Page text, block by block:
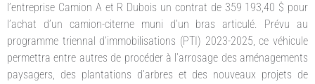
l’entreprise Camion A et R Dubois un contrat de 359 193,40 $ pour
l’achat d’un camion-citerne muni d’un bras articulé. Prévu au
programme triennal d’immobilisations (PTI) 2023-2025, ce véhicule
permettra entre autres de procéder à l’arrosage des aménagements
paysagers, des plantations d’arbres et des nouveaux projets de